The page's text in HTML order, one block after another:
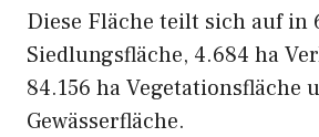
Diese Fläche teilt sich auf in
Siedlungsfläche, 4.684 ha
84.156 ha Vegetationsfläche
Gewässerfläche.